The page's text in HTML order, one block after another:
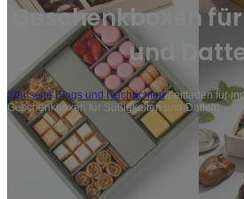
Geschenkboxen
und
Startseite/Blogs und Nachrichten/Leitfaden für
Geschenkboxen für Süßigkeiten und Datteln